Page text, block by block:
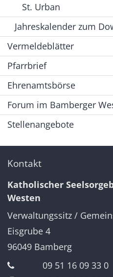
St. Urban
Jahreskalender zum
Vermeldeblätter
Pfarrbrief
Ehrenamtsbörse
Forum im Bamberger
Stellenangebote
Kontakt
Katholischer
Westen
Verwaltungssitz /
Eisgrube 4
96049 Bamberg
09 51 16 09 33 0